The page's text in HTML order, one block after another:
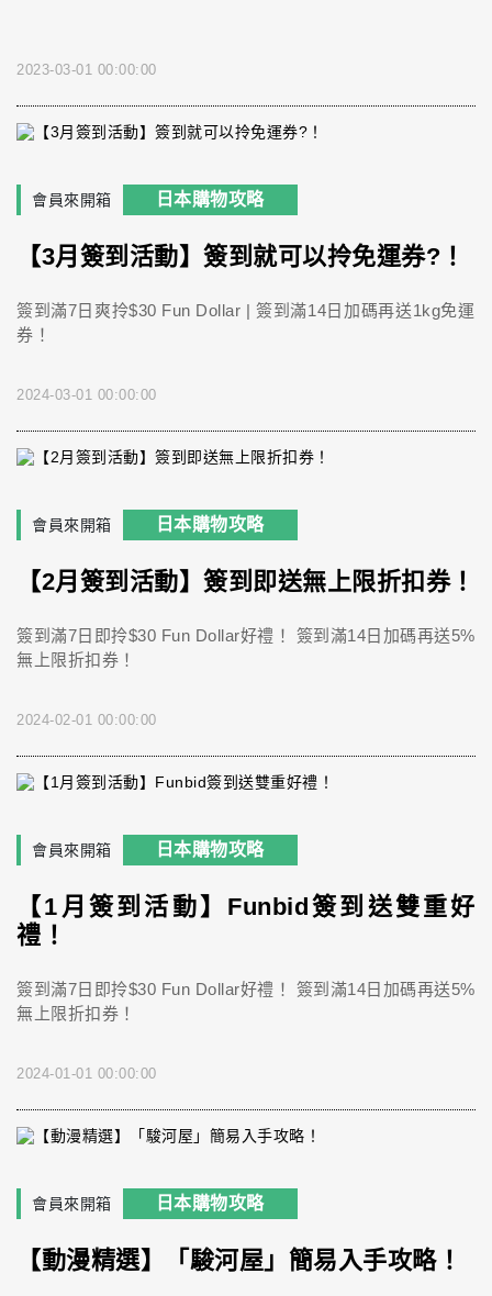
2023-03-01 00:00:00
會員來開箱 日本購物攻略
【3月簽到活動】簽到就可以拎免運券?！
簽到滿7日爽拎$30 Fun Dollar | 簽到滿14日加碼再送1kg免運
券！
2024-03-01 00:00:00
會員來開箱 日本購物攻略
【2月簽到活動】簽到即送無上限折扣券！
簽到滿7日即拎$30 Fun Dollar好禮！ 簽到滿14日加碼再送5%
無上限折扣券！
2024-02-01 00:00:00
會員來開箱 日本購物攻略
【1月簽到活動】Funbid簽到送雙重好
禮！
簽到滿7日即拎$30 Fun Dollar好禮！ 簽到滿14日加碼再送5%
無上限折扣券！
2024-01-01 00:00:00
會員來開箱 日本購物攻略
【動漫精選】「駿河屋」簡易入手攻略！